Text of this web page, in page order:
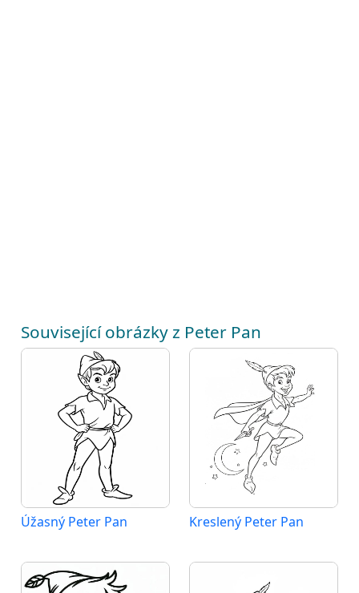
Související obrázky z Peter Pan
Úžasný Peter Pan Kreslený Peter Pan